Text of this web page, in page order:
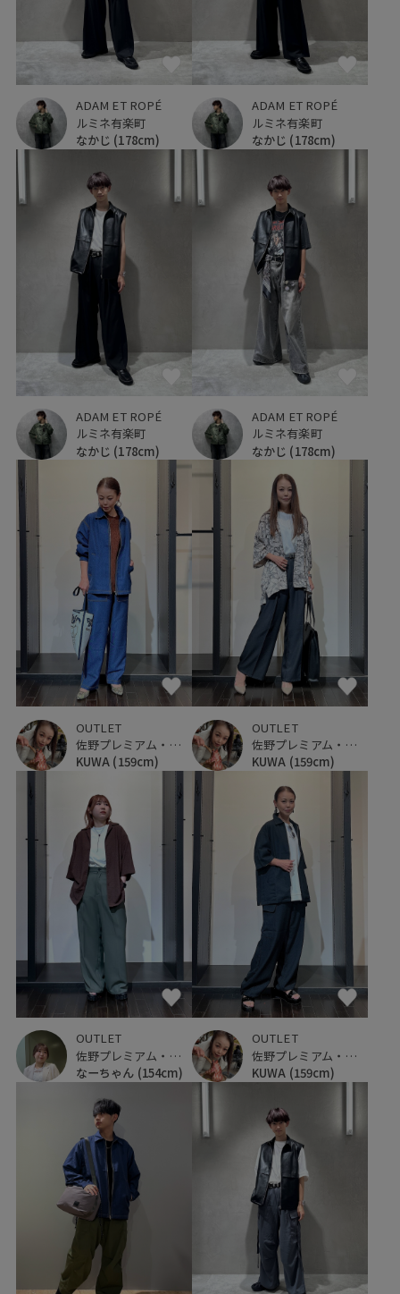
ADAM ET ROPÉ
ルミネ有楽町
なかじ (178cm)
ADAM ET ROPÉ
ルミネ有楽町
なかじ (178cm)
ADAM ET ROPÉ
ルミネ有楽町
なかじ (178cm)
ADAM ET ROPÉ
ルミネ有楽町
なかじ (178cm)
OUTLET
佐野プレミアム・アウトレット
KUWA (159cm)
OUTLET
佐野プレミアム・アウトレット
KUWA (159cm)
OUTLET
佐野プレミアム・アウトレット
なーちゃん (154cm)
OUTLET
佐野プレミアム・アウトレット
KUWA (159cm)